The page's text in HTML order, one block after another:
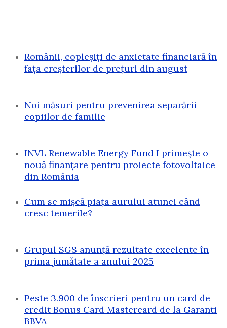
Românii, copleșiți de anxietate financiară în
fața creșterilor de prețuri din august
Noi măsuri pentru prevenirea separării
copiilor de familie
INVL Renewable Energy Fund I primește o
nouă finanțare pentru proiecte fotovoltaice
din România
Cum se mișcă piața aurului atunci când
cresc temerile?
Grupul SGS anunță rezultate excelente în
prima jumătate a anului 2025
Peste 3.900 de înscrieri pentru un card de
credit Bonus Card Mastercard de la Garanti
BBVA